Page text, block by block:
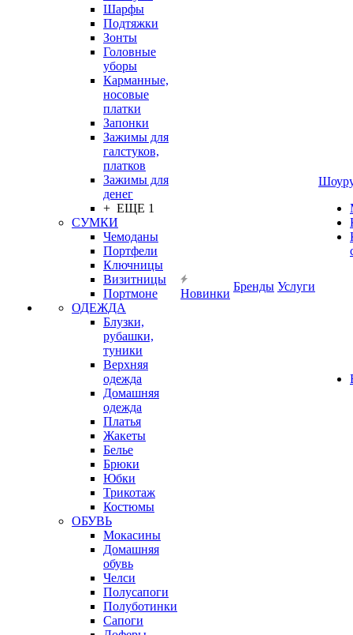
Шарфы
Подтяжки
Зонты
Головные
уборы
Карманные,
носовые
платки
Запонки
Зажимы для
галстуков,
платков
Зажимы для
денег
+ ЕЩЕ 1
СУМКИ
Чемоданы
Портфели
Ключницы
Визитницы
Портмоне
ОДЕЖДА
Блузки,
рубашки,
туники
Верхняя
одежда
Домашняя
одежда
Платья
Жакеты
Белье
Брюки
Юбки
Трикотаж
Костюмы
ОБУВЬ
Мокасины
Домашняя
обувь
Челси
Полусапоги
Полуботинки
Сапоги
Новинки
Бренды Услуги